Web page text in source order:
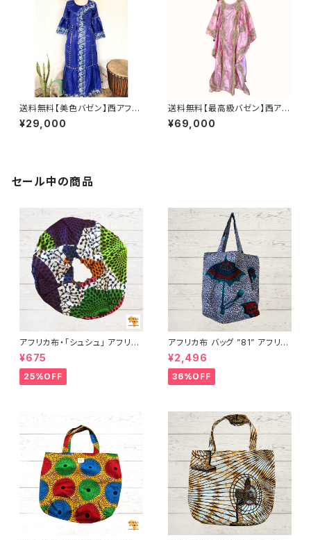
送料無料【美色バゼン】西アフリ
カ 結婚式参列用ワンピース｜繊
細レース装飾＆輝くヘッドドレス
¥29,000
送料無料【最高級バゼン】西アフ
リカ正装 グバ｜ラインストーン
＆ゴールド刺繍（ヘッドドレス付）
¥69,000
セール中の商品
アフリカ布・「シュシュ」 アフリカ
ンプリント パーニュ カンガ キテ
ンゲ トートバッグ エコバッグ ギ
ニア フェアトレード INUWALIA
FRICA
¥675
25%OFF
アフリカ布 バッグ ”81” アフリカ
ンプリント パーニュ カンガ キテ
ンゲ トートバッグ エコバッグ ギ
ニア フェアトレード INUWALIA
FRICA
¥2,496
36%OFF